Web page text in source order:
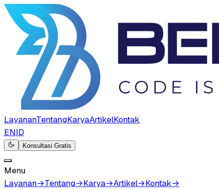
LayananTentangKaryaArtikelKontak
ENID
Konsultasi Gratis
Menu
Layanan→Tentang→Karya→Artikel→Kontak→